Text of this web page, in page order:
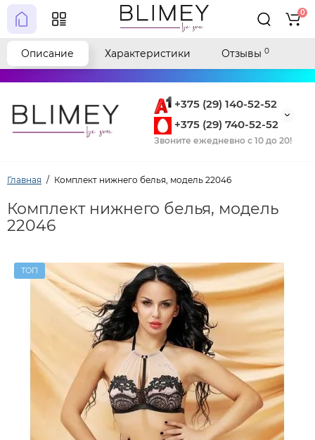
+375 (29) 140-52-52
+375 (29) 740-52-52
Звоните ежедневно с 10 до 20!
0
Главная Комплект нижнего белья, модель 22046
Комплект нижнего белья, модель
22046
ТОП
Описание Характеристики Отзывы 0